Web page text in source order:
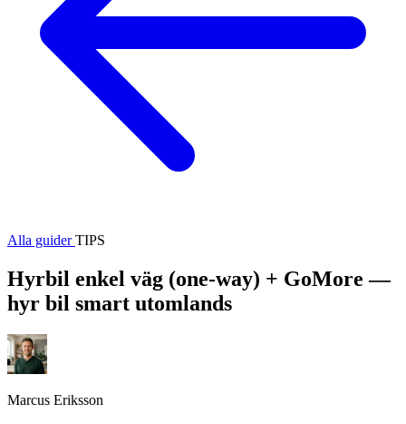
Alla guiderTIPS
Hyrbil enkel väg (one-way) + GoMore —
hyr bil smart utomlands
Marcus Eriksson